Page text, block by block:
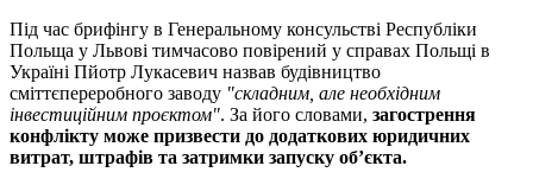
Під час брифінгу в Генеральному консульстві Республіки
Польща у Львові тимчасово повірений у справах Польщі в
Україні Пйотр Лукасевич назвав будівництво
сміттєпереробного заводу "складним, але необхідним
інвестиційним проєктом". За його словами, загострення
конфлікту може призвести до додаткових юридичних
витрат, штрафів та затримки запуску об’єкта.